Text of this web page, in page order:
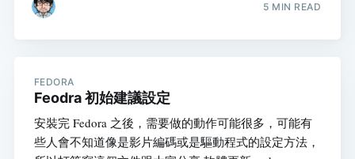
5 MIN READ
FEDORA
Feodra 初始建議設定
安裝完 Fedora 之後，需要做的動作可能很多，可能有
些人會不知道像是影片編碼或是驅動程式的設定方法，